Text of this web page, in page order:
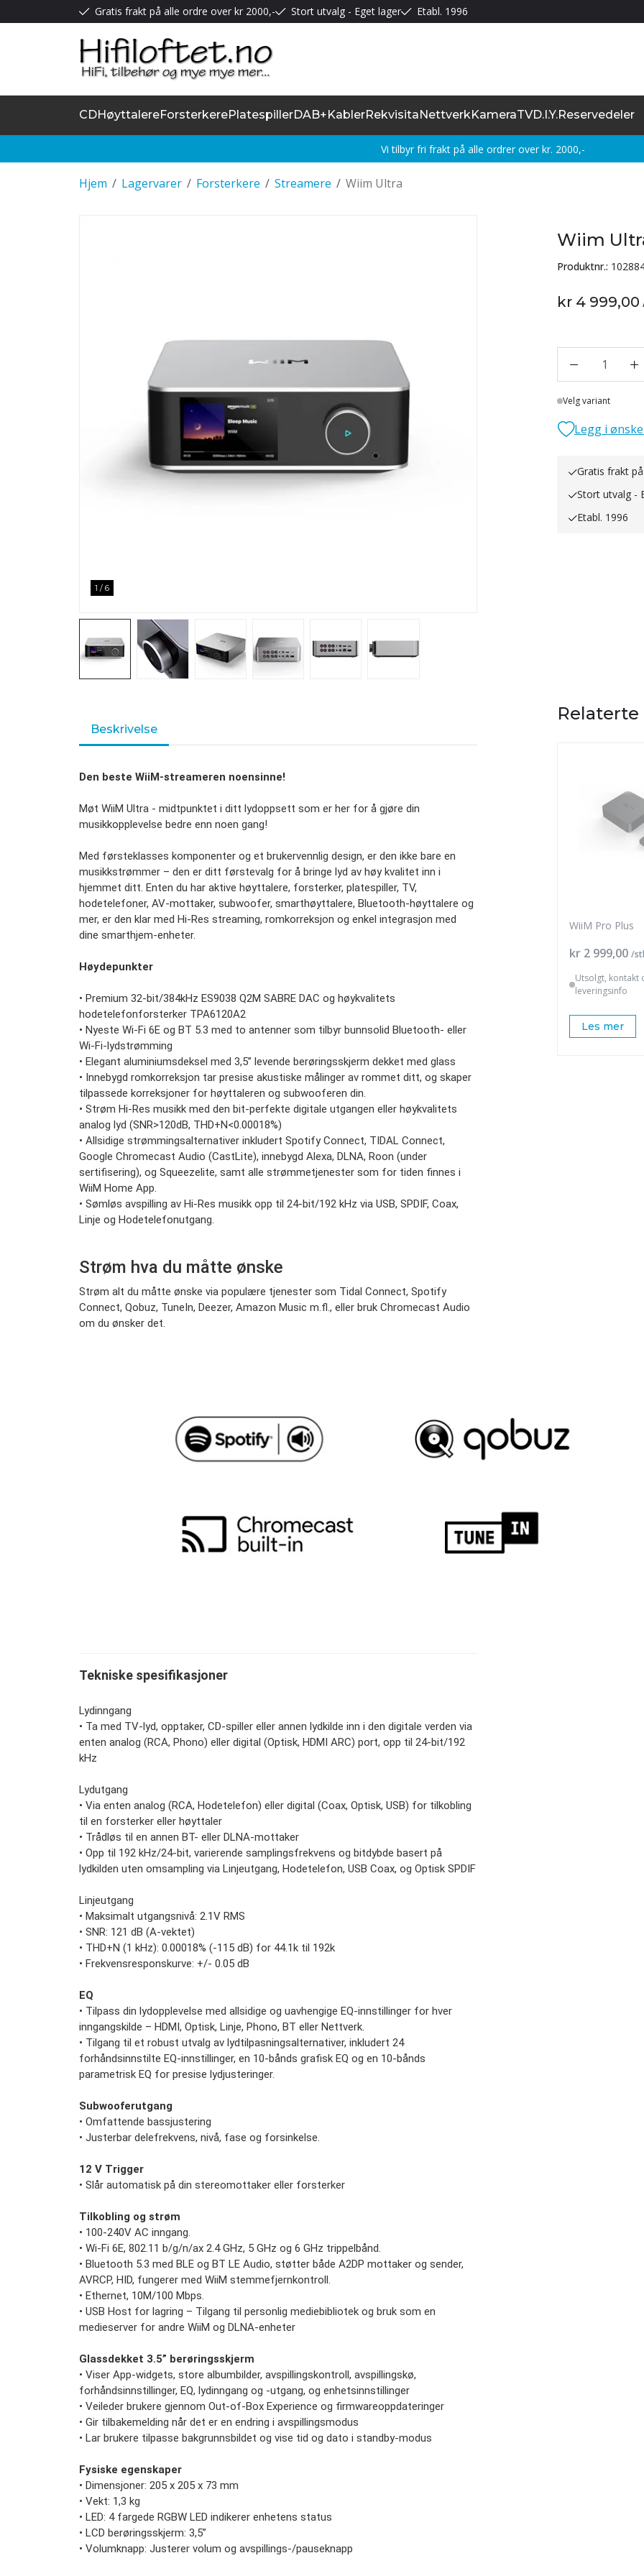
Gratis frakt på alle ordre over kr 2000,- Stort utvalg - Eget lager Etabl. 1996
CDHøyttalereForsterkerePlatespillerDAB+KablerRekvisitaNettverkKameraTVD.I.Y.Reservedeler
Vi tilbyr fri frakt på alle ordrer over kr. 2000,-
/
Hjem /
Lagervarer /
Forsterkere /
Streamere Wiim Ultra
1 / 6
Wiim
Produktnr.:
kr 4 999,00
1
Lager
Velg variant
Legg i
Gratis frakt
Stort utvalg -
Etabl. 1996
Beskrivelse
Den beste WiiM-streameren noensinne!
Møt WiiM Ultra - midtpunktet i ditt lydoppsett som er her for å gjøre din
musikkopplevelse bedre enn noen gang!
Med førsteklasses komponenter og et brukervennlig design, er den ikke bare en
musikkstrømmer – den er ditt førstevalg for å bringe lyd av høy kvalitet inn i
hjemmet ditt. Enten du har aktive høyttalere, forsterker, platespiller, TV,
hodetelefoner, AV-mottaker, subwoofer, smarthøyttalere, Bluetooth-høyttalere og
mer, er den klar med Hi-Res streaming, romkorreksjon og enkel integrasjon med
dine smarthjem-enheter.
Høydepunkter
• Premium 32-bit/384kHz ES9038 Q2M SABRE DAC og høykvalitets
hodetelefonforsterker TPA6120A2
• Nyeste Wi-Fi 6E og BT 5.3 med to antenner som tilbyr bunnsolid Bluetooth- eller
Wi-Fi-lydstrømming
• Elegant aluminiumsdeksel med 3,5” levende berøringsskjerm dekket med glass
• Innebygd romkorreksjon tar presise akustiske målinger av rommet ditt, og skaper
tilpassede korreksjoner for høyttaleren og subwooferen din.
• Strøm Hi-Res musikk med den bit-perfekte digitale utgangen eller høykvalitets
analog lyd (SNR>120dB, THD+N<0.00018%)
• Allsidige strømmingsalternativer inkludert Spotify Connect, TIDAL Connect,
Google Chromecast Audio (CastLite), innebygd Alexa, DLNA, Roon (under
sertifisering), og Squeezelite, samt alle strømmetjenester som for tiden finnes i
WiiM Home App.
• Sømløs avspilling av Hi-Res musikk opp til 24-bit/192 kHz via USB, SPDIF, Coax,
Linje og Hodetelefonutgang.
Strøm hva du måtte ønske
Strøm alt du måtte ønske via populære tjenester som Tidal Connect, Spotify
Connect, Qobuz, TuneIn, Deezer, Amazon Music m.fl., eller bruk Chromecast Audio
om du ønsker det.
Tekniske spesifikasjoner
Lydinngang
• Ta med TV-lyd, opptaker, CD-spiller eller annen lydkilde inn i den digitale verden via
enten analog (RCA, Phono) eller digital (Optisk, HDMI ARC) port, opp til 24-bit/192
kHz
Lydutgang
• Via enten analog (RCA, Hodetelefon) eller digital (Coax, Optisk, USB) for tilkobling
til en forsterker eller høyttaler
• Trådløs til en annen BT- eller DLNA-mottaker
• Opp til 192 kHz/24-bit, varierende samplingsfrekvens og bitdybde basert på
lydkilden uten omsampling via Linjeutgang, Hodetelefon, USB Coax, og Optisk SPDIF
Linjeutgang
• Maksimalt utgangsnivå: 2.1V RMS
• SNR: 121 dB (A-vektet)
• THD+N (1 kHz): 0.00018% (-115 dB) for 44.1k til 192k
• Frekvensresponskurve: +/- 0.05 dB
EQ
• Tilpass din lydopplevelse med allsidige og uavhengige EQ-innstillinger for hver
inngangskilde – HDMI, Optisk, Linje, Phono, BT eller Nettverk.
• Tilgang til et robust utvalg av lydtilpasningsalternativer, inkludert 24
forhåndsinnstilte EQ-innstillinger, en 10-bånds grafisk EQ og en 10-bånds
parametrisk EQ for presise lydjusteringer.
Subwooferutgang
• Omfattende bassjustering
• Justerbar delefrekvens, nivå, fase og forsinkelse.
12 V Trigger
• Slår automatisk på din stereomottaker eller forsterker
Tilkobling og strøm
• 100-240V AC inngang.
• Wi-Fi 6E, 802.11 b/g/n/ax 2.4 GHz, 5 GHz og 6 GHz trippelbånd.
• Bluetooth 5.3 med BLE og BT LE Audio, støtter både A2DP mottaker og sender,
AVRCP, HID, fungerer med WiiM stemmefjernkontroll.
• Ethernet, 10M/100 Mbps.
• USB Host for lagring – Tilgang til personlig mediebibliotek og bruk som en
medieserver for andre WiiM og DLNA-enheter
Glassdekket 3.5” berøringsskjerm
• Viser App-widgets, store albumbilder, avspillingskontroll, avspillingskø,
forhåndsinnstillinger, EQ, lydinngang og -utgang, og enhetsinnstillinger
• Veileder brukere gjennom Out-of-Box Experience og firmwareoppdateringer
• Gir tilbakemelding når det er en endring i avspillingsmodus
• Lar brukere tilpasse bakgrunnsbildet og vise tid og dato i standby-modus
Fysiske egenskaper
• Dimensjoner: 205 x 205 x 73 mm
• Vekt: 1,3 kg
• LED: 4 fargede RGBW LED indikerer enhetens status
• LCD berøringsskjerm: 3,5”
• Volumknapp: Justerer volum og avspillings-/pauseknapp
WiiM Pro Plus
Pris
kr 2 999,00 /
Utsolgt, kontakt
leveringsinfo
Les mer